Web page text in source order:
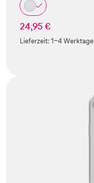
24,95 €
Lieferzeit:1-4 Werktage